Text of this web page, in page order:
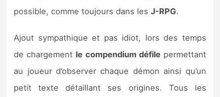
possible, comme toujours dans lesJ-RPG.
Ajout sympathique et pas idiot, lors des temps
de chargement le compendium défilepermettant
au joueur d’observer chaque démon ainsi qu’un
petit texte détaillant ses origines. Tous les